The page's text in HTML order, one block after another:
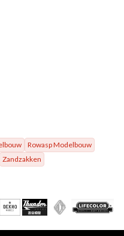
Rowasp Modelbouw
Zandzakken